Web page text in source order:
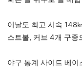
이날도 최고 시속 148
스트볼, 커브 4개 구종
야구 통계 사이트 베